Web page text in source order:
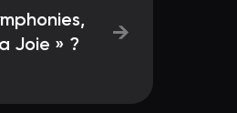
Joie » ?
→